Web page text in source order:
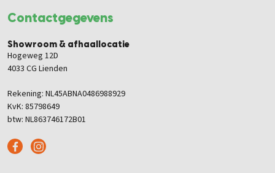
Contactgegevens
Showroom & afhaallocatie
Hogeweg 12D
4033 CG Lienden
Rekening: NL45ABNA0486988929
KvK: 85798649
btw: NL863746172B01